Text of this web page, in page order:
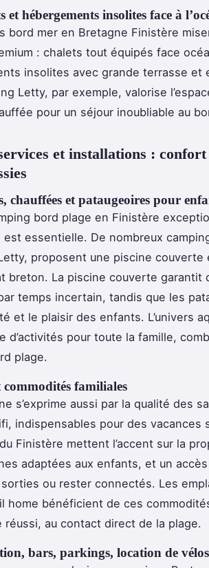
et hébergements insolites face à
bord mer en Bretagne Finistère
: chalets tout équipés face
insolites avec grande terrasse et
Letty, par exemple, valorise
pour un séjour inoubliable au
et installations : confort
chauffées et pataugeoires pour
bord plage en Finistère
est essentielle. De nombreux
proposent une piscine couverte
breton. La piscine couverte garantit
temps incertain, tandis que les
et le plaisir des enfants. L’univers
d’activités pour toute la famille,
plage.
familiales
s’exprime aussi par la qualité des
indispensables pour des vacances
Finistère mettent l’accent sur la
adaptées aux enfants, et un
ou rester connectés. Les
home bénéficient de ces
réussi, au contact direct de la plage.
bars, parkings, location de